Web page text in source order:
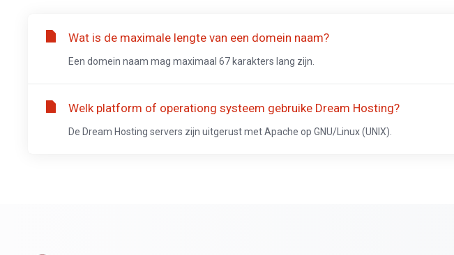
Wat is de maximale lengte van een domein naam?
Een domein naam mag maximaal 67 karakters lang zijn.
Welk platform of operationg systeem gebruike Dream Hosting?
De Dream Hosting servers zijn uitgerust met Apache op GNU/Linux (UNIX).